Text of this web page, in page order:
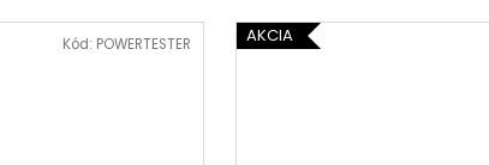
Kód: POWERTESTER AKCIA